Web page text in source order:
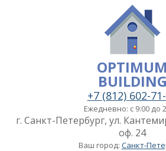
OPTIMUM
BUILDING
+7 (812) 602-
Ежедневно: с 9:00 до
г. Санкт-Петербург, ул.
оф. 24
Ваш город: Санкт-